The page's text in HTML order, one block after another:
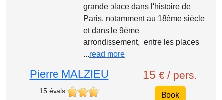
grande place dans l'histoire de
Paris, notamment au 18ème siècle
et dans le 9ème
arrondissement, entre les places
...read more
Pierre MALZIEU
15 évals
15 € / pers.
Book